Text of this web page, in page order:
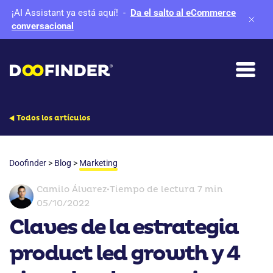
¡AI Assistant ya está aquí! - Da el salto al eCommerce
conversacional
Todos los artículos
Doofinder > Blog > Marketing
Camilo Álvarez•Tiempo de lectura 7 min
05/10/2022
Claves de la estrategia
product led growth y 4